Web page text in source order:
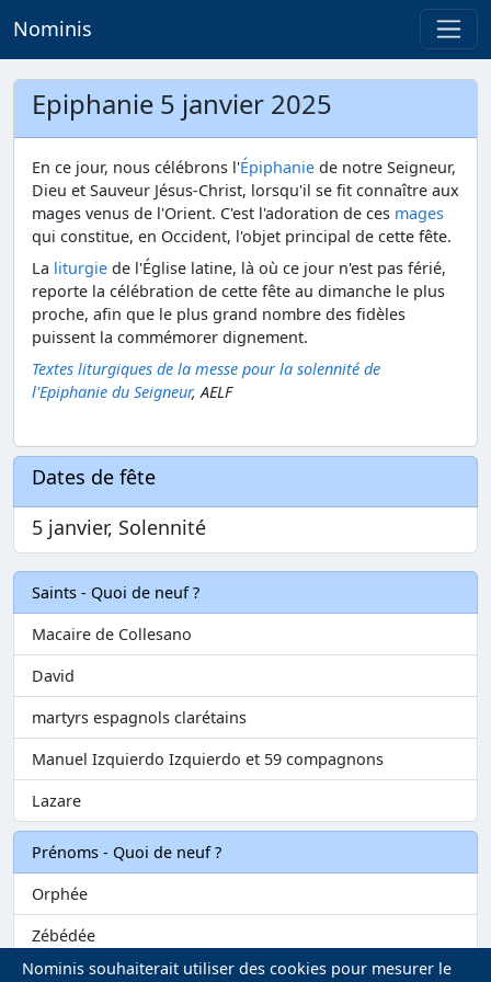
Nominis
Epiphanie 5 janvier 2025
En ce jour, nous célébrons l'Épiphanie de notre Seigneur,
Dieu et Sauveur Jésus-Christ, lorsqu'il se fit connaître aux
mages venus de l'Orient. C'est l'adoration de ces mages
qui constitue, en Occident, l'objet principal de cette fête.
La liturgie de l'Église latine, là où ce jour n'est pas férié,
reporte la célébration de cette fête au dimanche le plus
proche, afin que le plus grand nombre des fidèles
puissent la commémorer dignement.
Textes liturgiques de la messe pour la solennité de
l'Epiphanie du Seigneur, AELF
Dates de fête
5 janvier, Solennité
Saints - Quoi de neuf ?
Macaire de Collesano
David
martyrs espagnols clarétains
Manuel Izquierdo Izquierdo et 59 compagnons
Lazare
Prénoms - Quoi de neuf ?
Orphée
Zébédée
Melvil
Nominis souhaiterait utiliser des cookies pour mesurer le